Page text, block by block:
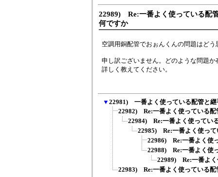
22989) Re:一番よく使っている配
何ですか
空調用銅配管でおぉんくんの問題はどう
申し訳ございません。どのような問題か
詳しく教えてください。
▼ 22981) 一番よく使っている配管と継
22982) Re:一番よく使っている配
22984) Re:一番よく使ってい
22985) Re:一番よく使って
22986) Re:一番よく使
22988) Re:一番よく使
22989) Re:一番よく
22983) Re:一番よく使っている配